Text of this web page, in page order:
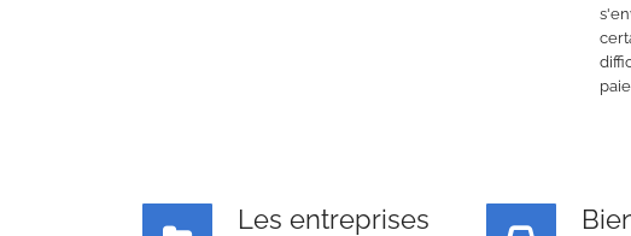
Les entreprises